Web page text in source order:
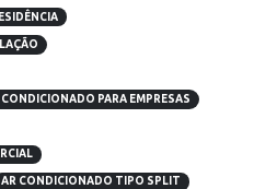
PARA EMPRESAS
AR CONDICIONADO TIPO SPLIT